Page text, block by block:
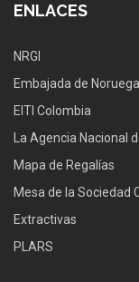
ENLACES
NRGI
Embajada de
EITI Colombia
La Agencia Nacional
Mapa de Regalías
Mesa de la Sociedad
Extractivas
PLARS